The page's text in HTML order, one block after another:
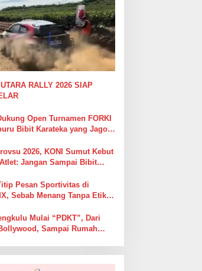
RALLY 2026 SIAP
Open Turnamen FORKI
Bibit Karateka yang Jago
2026, KONI Sumut Kebut
Jangan Sampai Bibit
Pesan Sportivitas di
Sebab Menang Tanpa Etika
Mulai “PDKT”, Dari
Sampai Rumah